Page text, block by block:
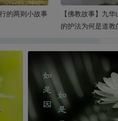
的两则小故事
【佛教故事】九
的护法为何是道教